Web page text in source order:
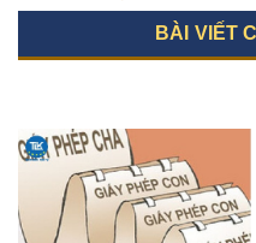
BÀI VIẾT